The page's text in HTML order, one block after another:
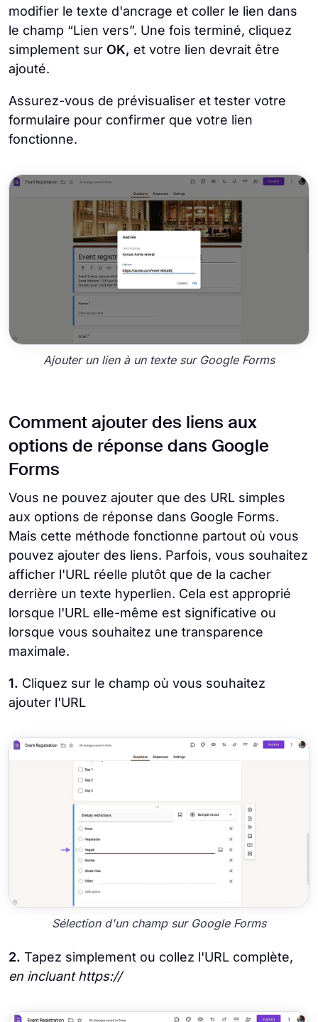
modifier le texte d'ancrage et coller le lien dans
le champ “Lien vers”. Une fois terminé, cliquez
simplement sur OK, et votre lien devrait être
ajouté.
Assurez-vous de prévisualiser et tester votre
formulaire pour confirmer que votre lien
fonctionne.
Ajouter un lien à un texte sur Google Forms
Comment ajouter des liens aux
options de réponse dans Google
Forms
Vous ne pouvez ajouter que des URL simples
aux options de réponse dans Google Forms.
Mais cette méthode fonctionne partout où vous
pouvez ajouter des liens. Parfois, vous souhaitez
afficher l'URL réelle plutôt que de la cacher
derrière un texte hyperlien. Cela est approprié
lorsque l'URL elle-même est significative ou
lorsque vous souhaitez une transparence
maximale.
1. Cliquez sur le champ où vous souhaitez
ajouter l'URL
Sélection d'un champ sur Google Forms
2. Tapez simplement ou collez l'URL complète,
en incluant https://